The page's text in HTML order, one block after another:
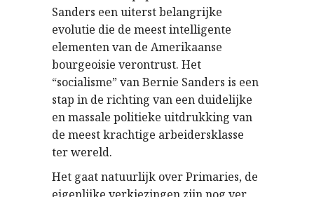
Sanders een uiterst belangrijke
evolutie die de meest intelligente
elementen van de Amerikaanse
bourgeoisie verontrust. Het
“socialisme” van Bernie Sanders is een
stap in de richting van een duidelijke
en massale politieke uitdrukking van
de meest krachtige arbeidersklasse
ter wereld.
Het gaat natuurlijk over Primaries, de